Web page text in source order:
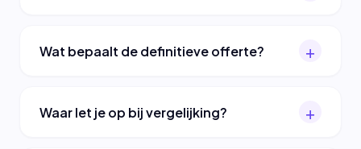
Wat bepaalt de definitieve offerte?
Waar let je op bij vergelijking?